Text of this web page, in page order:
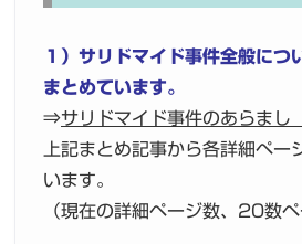
１）サリドマイド事件全般につ
まとめています。
⇒サリドマイド事件のあらまし
上記まとめ記事から各詳細ペー
います。
（現在の詳細ページ数、20数ペ